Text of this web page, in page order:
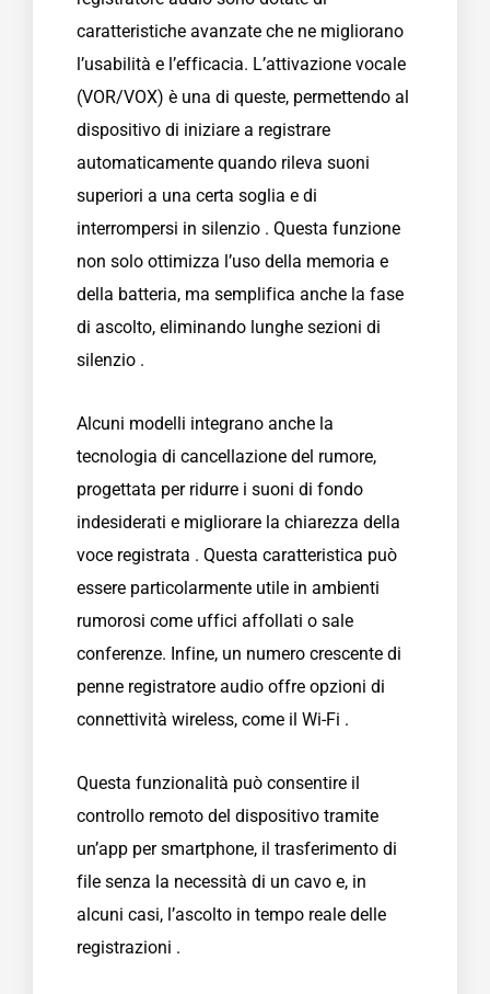
caratteristiche avanzate che ne migliorano
l’usabilità e l’efficacia. L’attivazione vocale
(VOR/VOX) è una di queste, permettendo al
dispositivo di iniziare a registrare
automaticamente quando rileva suoni
superiori a una certa soglia e di
interrompersi in silenzio . Questa funzione
non solo ottimizza l’uso della memoria e
della batteria, ma semplifica anche la fase
di ascolto, eliminando lunghe sezioni di
silenzio .
Alcuni modelli integrano anche la
tecnologia di cancellazione del rumore,
progettata per ridurre i suoni di fondo
indesiderati e migliorare la chiarezza della
voce registrata . Questa caratteristica può
essere particolarmente utile in ambienti
rumorosi come uffici affollati o sale
conferenze. Infine, un numero crescente di
penne registratore audio offre opzioni di
connettività wireless, come il Wi-Fi .
Questa funzionalità può consentire il
controllo remoto del dispositivo tramite
un’app per smartphone, il trasferimento di
file senza la necessità di un cavo e, in
alcuni casi, l’ascolto in tempo reale delle
registrazioni .